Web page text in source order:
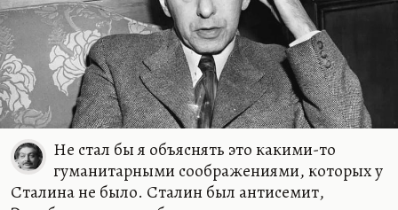
Не стал бы я объяснять это какими-то
гуманитарными соображениями, которых у
Сталина не было. Сталин был антисемит,